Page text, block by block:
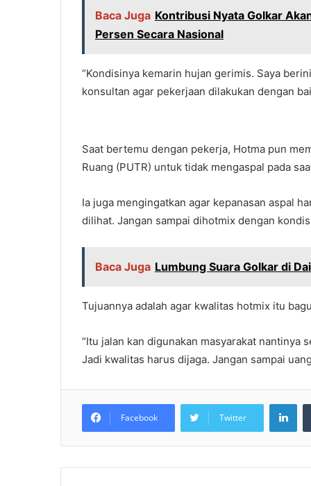
Baca Juga Kontribusi Nyata Golkar
Persen Secara Nasional
“Kondisinya kemarin hujan gerimis. Saya
konsultan agar pekerjaan dilakukan dengan
Saat bertemu dengan pekerja, Hotma pun
Ruang (PUTR) untuk tidak mengaspal pada
Ia juga mengingatkan agar kepanasan aspal
dilihat. Jangan sampai dihotmix dengan
Baca Juga Lumbung Suara Golkar di
Tujuannya adalah agar kwalitas hotmix itu
“Itu jalan kan digunakan masyarakat nantinya
Jadi kwalitas harus dijaga. Jangan sampai
Facebook Twitter